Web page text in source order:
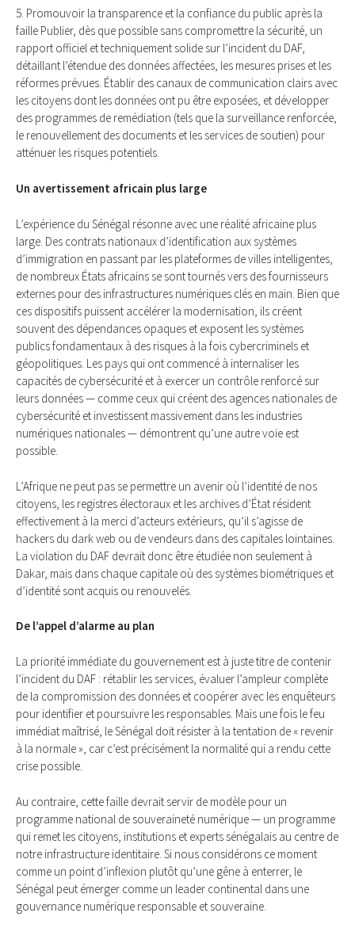
5. Promouvoir la transparence et la confiance du public après la
faille Publier, dès que possible sans compromettre la sécurité, un
rapport officiel et techniquement solide sur l’incident du DAF,
détaillant l’étendue des données affectées, les mesures prises et les
réformes prévues. Établir des canaux de communication clairs avec
les citoyens dont les données ont pu être exposées, et développer
des programmes de remédiation (tels que la surveillance renforcée,
le renouvellement des documents et les services de soutien) pour
atténuer les risques potentiels.
Un avertissement africain plus large
L’expérience du Sénégal résonne avec une réalité africaine plus
large. Des contrats nationaux d’identification aux systèmes
d’immigration en passant par les plateformes de villes intelligentes,
de nombreux États africains se sont tournés vers des fournisseurs
externes pour des infrastructures numériques clés en main. Bien que
ces dispositifs puissent accélérer la modernisation, ils créent
souvent des dépendances opaques et exposent les systèmes
publics fondamentaux à des risques à la fois cybercriminels et
géopolitiques. Les pays qui ont commencé à internaliser les
capacités de cybersécurité et à exercer un contrôle renforcé sur
leurs données — comme ceux qui créent des agences nationales de
cybersécurité et investissent massivement dans les industries
numériques nationales — démontrent qu’une autre voie est
possible.
L’Afrique ne peut pas se permettre un avenir où l’identité de nos
citoyens, les registres électoraux et les archives d’État résident
effectivement à la merci d’acteurs extérieurs, qu’il s’agisse de
hackers du dark web ou de vendeurs dans des capitales lointaines.
La violation du DAF devrait donc être étudiée non seulement à
Dakar, mais dans chaque capitale où des systèmes biométriques et
d’identité sont acquis ou renouvelés.
De l’appel d’alarme au plan
La priorité immédiate du gouvernement est à juste titre de contenir
l’incident du DAF : rétablir les services, évaluer l’ampleur complète
de la compromission des données et coopérer avec les enquêteurs
pour identifier et poursuivre les responsables. Mais une fois le feu
immédiat maîtrisé, le Sénégal doit résister à la tentation de « revenir
à la normale », car c’est précisément la normalité qui a rendu cette
crise possible.
Au contraire, cette faille devrait servir de modèle pour un
programme national de souveraineté numérique — un programme
qui remet les citoyens, institutions et experts sénégalais au centre de
notre infrastructure identitaire. Si nous considérons ce moment
comme un point d’inflexion plutôt qu’une gêne à enterrer, le
Sénégal peut émerger comme un leader continental dans une
gouvernance numérique responsable et souveraine.